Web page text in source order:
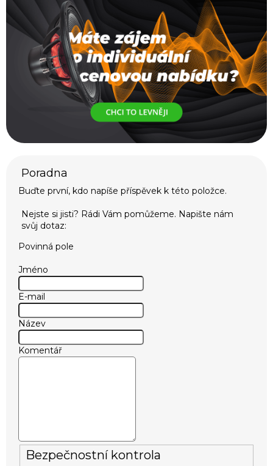
Buďte první, kdo napíše příspěvek k této položce.
Povinná pole
Jméno
E-mail
Název
Komentář
Bezpečnostní kontrola